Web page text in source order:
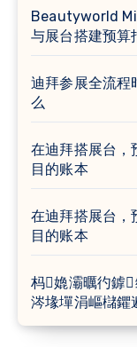
Beautyworld
与展台搭建预算
迪拜参展全流程
么
在迪拜搭展台，
目的账本
在迪拜搭展台，
目的账本
杩嫓灞曞彴鎼
涔堟墠涓嶇櫧鑺